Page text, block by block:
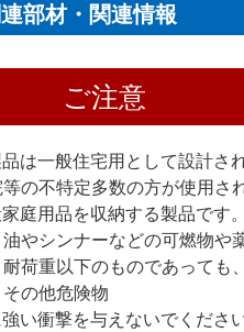
部材・関連情報
ご注意
は一般住宅用として設計さ
の不特定多数の方が使用さ
庭用品を収納する製品です
油やシンナーなどの可燃物や
耐荷重以下のものであっても
その他危険物
い衝撃を与えないでくださ